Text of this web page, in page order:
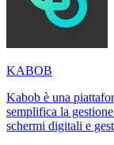
KABOB
Kabob è una
semplifica la
schermi digitali e